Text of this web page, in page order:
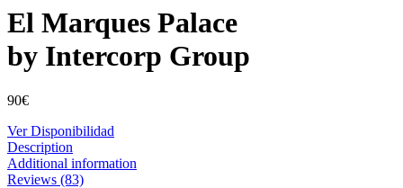
El Marques Palace
by Intercorp Group
90€
Ver Disponibilidad
Description
Additional information
Reviews (83)